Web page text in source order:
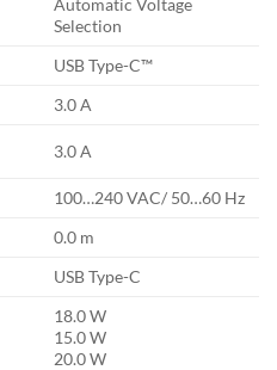
Automatic Voltage
Selection
USB Type-C™
3.0 A
3.0 A
100…240 VAC/ 50…60 Hz
0.0 m
USB Type-C
18.0 W
15.0 W
20.0 W